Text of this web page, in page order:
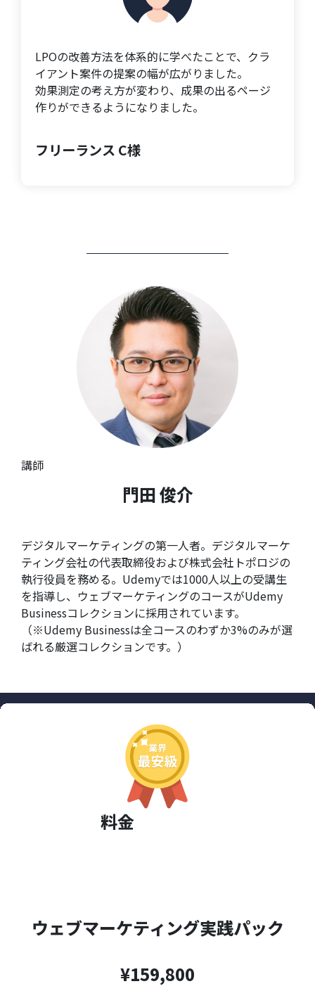
LPOの改善方法を体系的に学べたことで、クラ
イアント案件の提案の幅が広がりました。
効果測定の考え方が変わり、成果の出るページ
作りができるようになりました。
フリーランス C様
講師
門田 俊介
デジタルマーケティングの第一人者。デジタルマーケ
ティング会社の代表取締役および株式会社トポロジの
執行役員を務める。Udemyでは1000人以上の受講生
を指導し、ウェブマーケティングのコースがUdemy
Businessコレクションに採用されています。
（※Udemy Businessは全コースのわずか3%のみが選
ばれる厳選コレクションです。）
料金
ウェブマーケティング実践パック
¥159,800